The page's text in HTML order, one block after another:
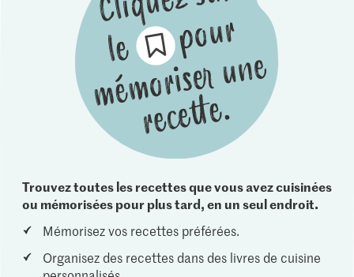
Trouvez toutes les recettes que vous avez cuisinées
ou mémorisées pour plus tard, en un seul endroit.
Mémorisez vos recettes préférées.
Organisez des recettes dans des livres de cuisine